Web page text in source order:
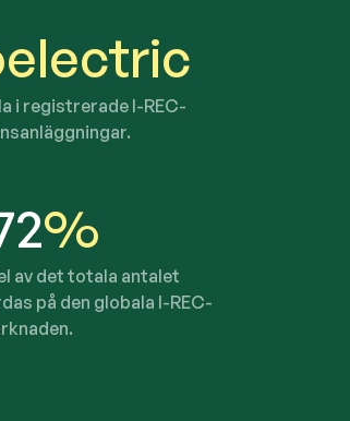
i registrerade I-REC-
%
av det totala antalet
på den globala I-REC-